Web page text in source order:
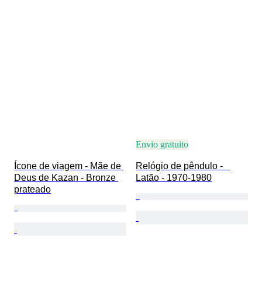
Ícone de viagem - Mãe de
Deus de Kazan - Bronze
prateado
Envio gratuito
Relógio de pêndulo -
Latão - 1970-1980